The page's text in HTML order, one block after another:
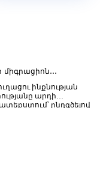
միգրացիոն
ինքնության
արդի
ընդգծելով
արտագաղթի
կրթական և
համայնքների